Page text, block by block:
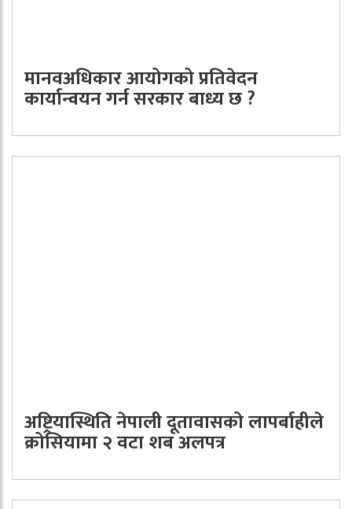
मानवअधिकार आयोगको प्रतिवेदन
कार्यान्वयन गर्न सरकार बाध्य छ ?
अष्ट्रियास्थिति नेपाली दूतावासको लापर्बाहीले
क्रोसियामा २ वटा शब अलपत्र